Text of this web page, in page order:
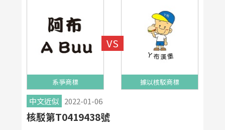
系爭商標 據以核駁商標
中文近似 2022-01-06
核駁第T0419438號